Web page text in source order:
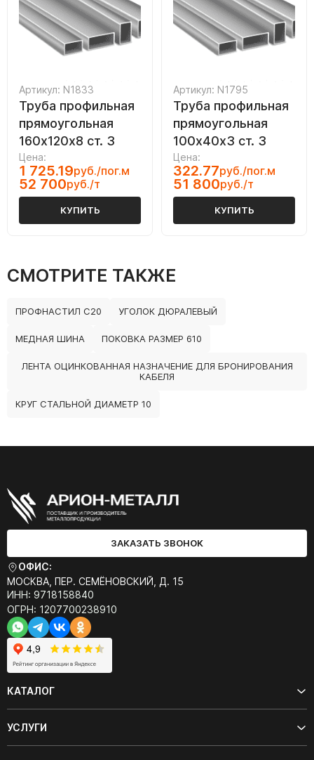
Артикул: N1833
Труба профильная
прямоугольная
160х120х8 ст. 3
Цена:
1 725.19руб./пог.м
52 700руб./т
КУПИТЬ
Артикул: N1795
Труба профильная
прямоугольная
100х40х3 ст. 3
Цена:
322.77руб./пог.м
51 800руб./т
КУПИТЬ
СМОТРИТЕ ТАКЖЕ
ПРОФНАСТИЛ С20 УГОЛОК ДЮРАЛЕВЫЙ
МЕДНАЯ ШИНА ПОКОВКА РАЗМЕР 610
ЛЕНТА ОЦИНКОВАННАЯ НАЗНАЧЕНИЕ ДЛЯ БРОНИРОВАНИЯ
КАБЕЛЯ
КРУГ СТАЛЬНОЙ ДИАМЕТР 10
ЗАКАЗАТЬ ЗВОНОК
ОФИС:
МОСКВА, ПЕР. СЕМЁНОВСКИЙ, Д. 15
ИНН: 9718158840
ОГРН: 1207700238910
КАТАЛОГ
УСЛУГИ